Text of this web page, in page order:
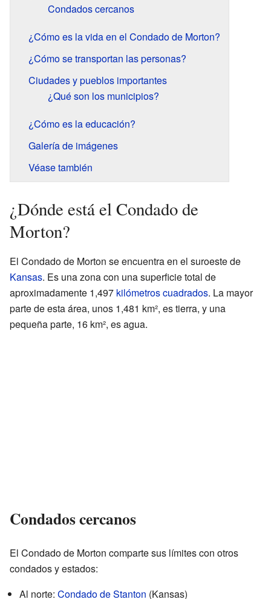
Condados cercanos
¿Cómo es la vida en el Condado de Morton?
¿Cómo se transportan las personas?
Ciudades y pueblos importantes
¿Qué son los municipios?
¿Cómo es la educación?
Galería de imágenes
Véase también
¿Dónde está el Condado de
Morton?
El Condado de Morton se encuentra en el suroeste de
Kansas. Es una zona con una superficie total de
aproximadamente 1,497 kilómetros cuadrados. La mayor
parte de esta área, unos 1,481 km², es tierra, y una
pequeña parte, 16 km², es agua.
Condados cercanos
El Condado de Morton comparte sus límites con otros
condados y estados:
Al norte: Condado de Stanton (Kansas)